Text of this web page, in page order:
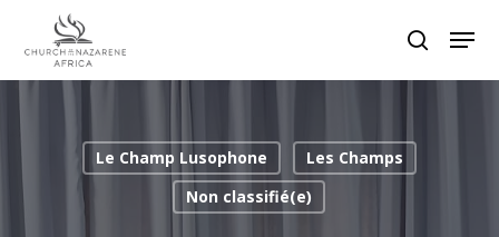
Hit enter to search or ESC to close
Le Champ Lusophone
Les Champs
Non classifié(e)